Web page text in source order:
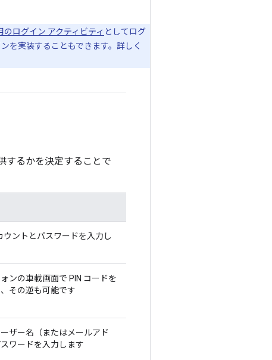
のログイン アクティビティ としてログ
を実装することもできます。詳しく
するかを決定することで
ウントとパスワードを入力し
ンの車載画面で PIN コードを
その逆も可能です
ザー名（またはメールアド
ワードを入力します